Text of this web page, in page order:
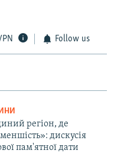
Follow us
регіон, де
дискусія
пам'ятної дати